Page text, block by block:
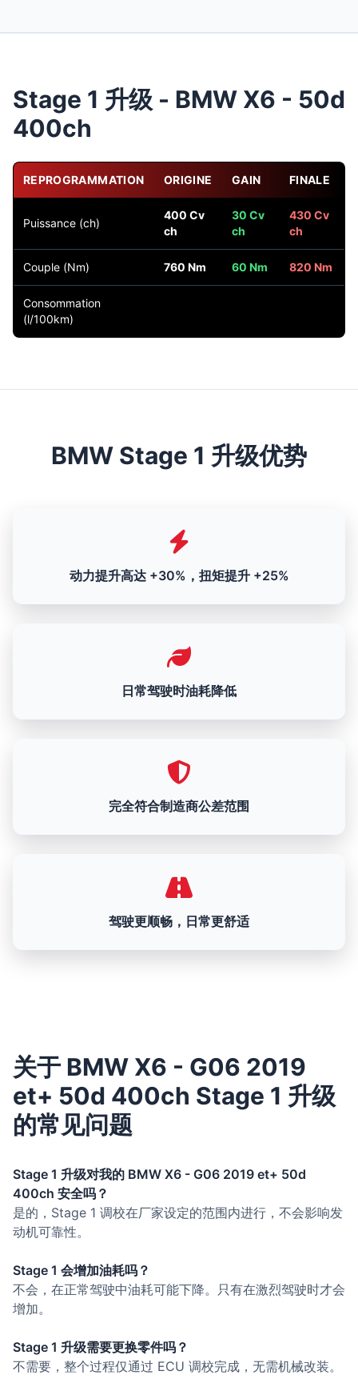
Stage 1 升级 - BMW X6 - 50d
400ch
REPROGRAMMATION ORIGINE GAIN FINALE
Puissance (ch)
400 Cv
ch
30 Cv
ch
430 Cv
ch
Couple (Nm) 760 Nm 60 Nm 820 Nm
Consommation
(l/100km)
BMW Stage 1 升级优势
动力提升高达 +30%，扭矩提升 +25%
日常驾驶时油耗降低
完全符合制造商公差范围
驾驶更顺畅，日常更舒适
关于 BMW X6 - G06 2019
et+ 50d 400ch Stage 1 升级
的常见问题
Stage 1 升级对我的 BMW X6 - G06 2019 et+ 50d
400ch 安全吗？
是的，Stage 1 调校在厂家设定的范围内进行，不会影响发
动机可靠性。
Stage 1 会增加油耗吗？
不会，在正常驾驶中油耗可能下降。只有在激烈驾驶时才会
增加。
Stage 1 升级需要更换零件吗？
不需要，整个过程仅通过 ECU 调校完成，无需机械改装。